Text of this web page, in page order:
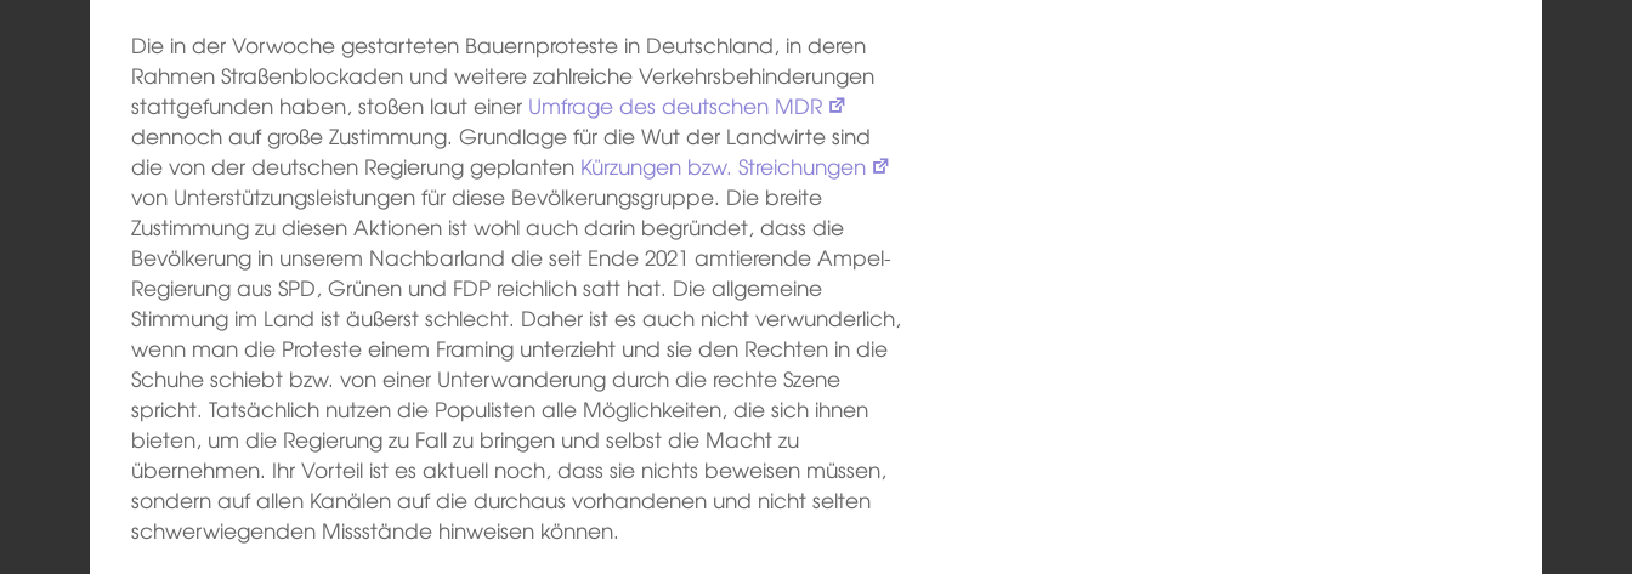
Die in der Vorwoche gestarteten Bauernproteste in Deutschland, in deren
Rahmen Straßenblockaden und weitere zahlreiche Verkehrsbehinderungen
stattgefunden haben, stoßen laut einer Umfrage des deutschen MDR
dennoch auf große Zustimmung. Grundlage für die Wut der Landwirte sind
die von der deutschen Regierung geplanten Kürzungen bzw. Streichungen
von Unterstützungsleistungen für diese Bevölkerungsgruppe. Die breite
Zustimmung zu diesen Aktionen ist wohl auch darin begründet, dass die
Bevölkerung in unserem Nachbarland die seit Ende 2021 amtierende Ampel-
Regierung aus SPD, Grünen und FDP reichlich satt hat. Die allgemeine
Stimmung im Land ist äußerst schlecht. Daher ist es auch nicht verwunderlich,
wenn man die Proteste einem Framing unterzieht und sie den Rechten in die
Schuhe schiebt bzw. von einer Unterwanderung durch die rechte Szene
spricht. Tatsächlich nutzen die Populisten alle Möglichkeiten, die sich ihnen
bieten, um die Regierung zu Fall zu bringen und selbst die Macht zu
übernehmen. Ihr Vorteil ist es aktuell noch, dass sie nichts beweisen müssen,
sondern auf allen Kanälen auf die durchaus vorhandenen und nicht selten
schwerwiegenden Missstände hinweisen können.